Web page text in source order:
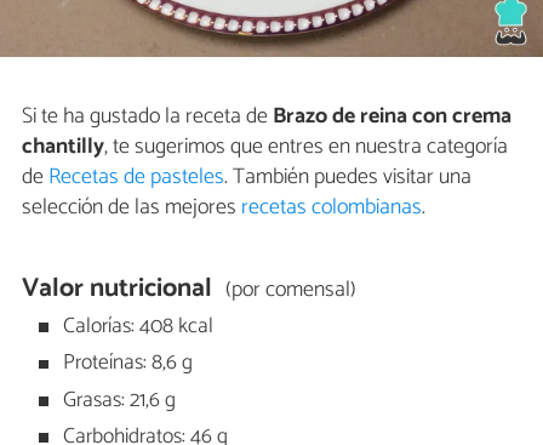
Si te ha gustado la receta deBrazo de reina con crema
chantilly, te sugerimos que entres en nuestra categoría
deRecetas de pasteles. También puedes visitar una
selección de las mejores recetas colombianas.
Valor nutricional (por comensal)
Calorías: 408 kcal
Proteínas: 8,6 g
Grasas: 21,6 g
Carbohidratos: 46 g